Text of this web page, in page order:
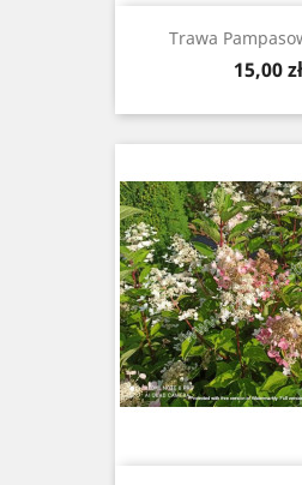
Trawa
Cena
15,00 zł